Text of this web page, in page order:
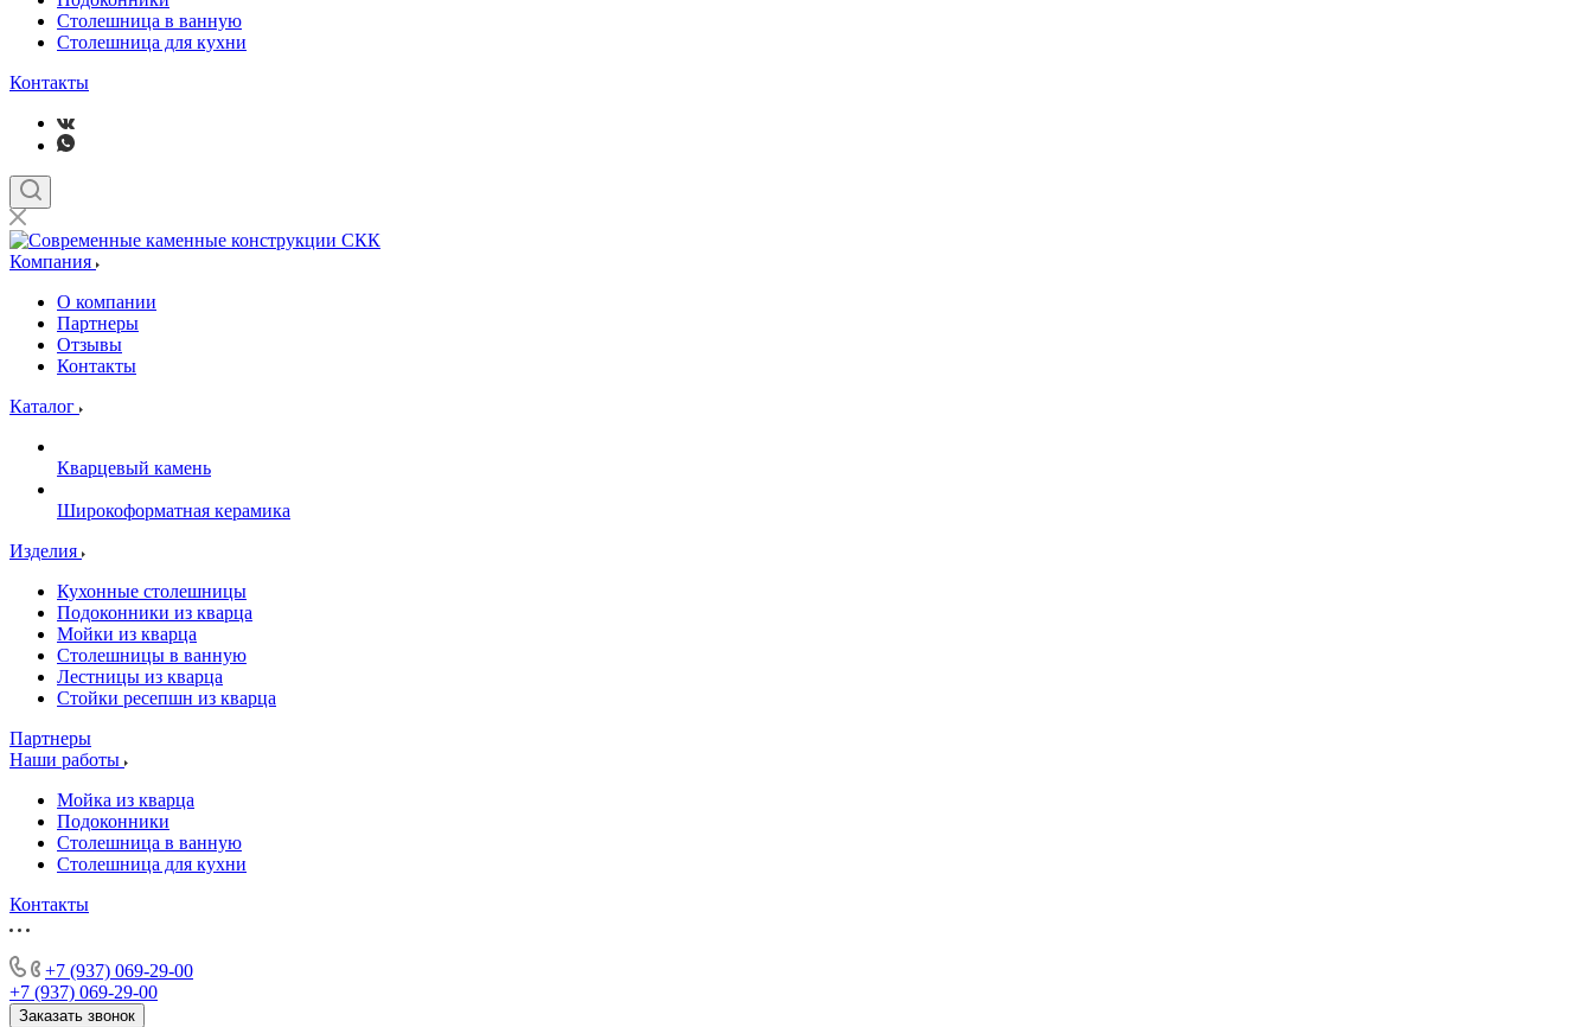
Столешница в ванную
Столешница для кухни
Контакты
Компания
О компании
Партнеры
Отзывы
Контакты
Каталог
Кварцевый камень
Широкоформатная керамика
Изделия
Кухонные столешницы
Подоконники из кварца
Мойки из кварца
Столешницы в ванную
Лестницы из кварца
Стойки ресепшн из кварца
Партнеры
Наши работы
Мойка из кварца
Подоконники
Столешница в ванную
Столешница для кухни
Контакты
+7 (937) 069-29-00
+7 (937) 069-29-00
Заказать звонок